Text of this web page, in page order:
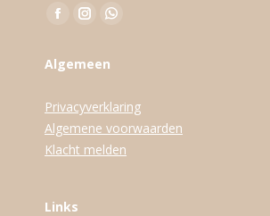
Vind ons op:
Facebook
opens
new
window
Instagram
opens
new
window
WhatsApp
new
window
Algemeen
Privacyverklaring
Algemene voorwaarden
Klacht melden
Links